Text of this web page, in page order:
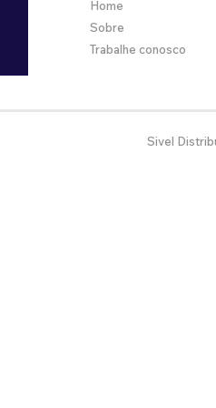
Home
Sobre
Trabalhe conosco
Sivel